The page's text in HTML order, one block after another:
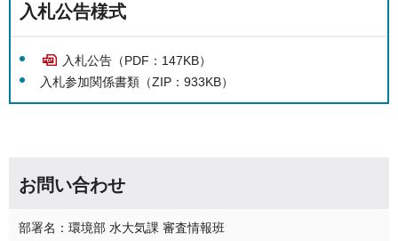
入札公告様式
入札公告（PDF：147KB）
入札参加関係書類（ZIP：933KB）
お問い合わせ
部署名：環境部 水大気課 審査情報班